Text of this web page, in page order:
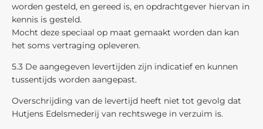
worden gesteld, en gereed is, en opdrachtgever hiervan in
kennis is gesteld.
Mocht deze speciaal op maat gemaakt worden dan kan
het soms vertraging opleveren.
5.3 De aangegeven levertijden zijn indicatief en kunnen
tussentijds worden aangepast.
Overschrijding van de levertijd heeft niet tot gevolg dat
Hutjens Edelsmederij van rechtswege in verzuim is.